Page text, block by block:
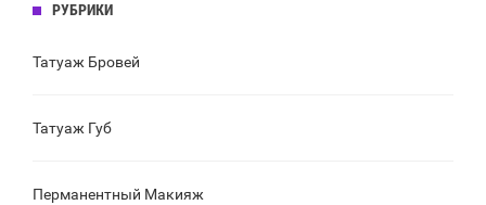
РУБРИКИ
Татуаж Бровей
Татуаж Губ
Перманентный Макияж